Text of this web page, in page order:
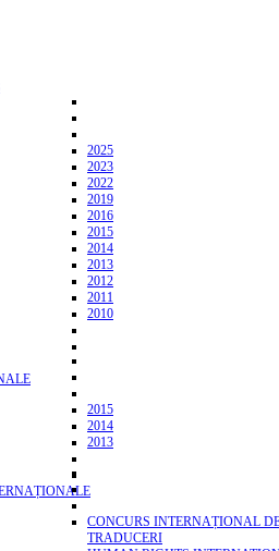
2025
2023
2022
2019
2016
2015
2014
2013
2012
2011
2010
2015
2014
2013
CONCURS INTERNAȚIONAL
TRADUCERI